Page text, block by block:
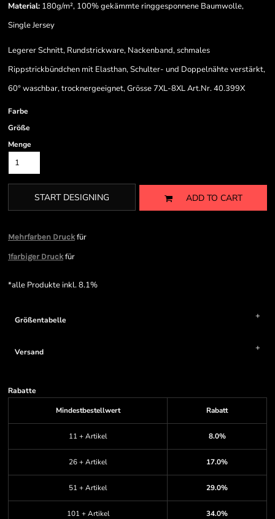
Material: 180g/m², 100% gekämmte ringgesponnene Baumwolle,
Single Jersey
Legerer Schnitt, Rundstrickware, Nackenband, schmales
Rippstrickbündchen mit Elasthan, Schulter- und Doppelnähte verstärkt,
60° waschbar, trocknergeeignet, Grösse 7XL-8XL Art.Nr. 40.399X
Farbe
Größe
Menge
START DESIGNING ADD TO CART
Mehrfarben Druckfür
1farbiger Druckfür
*alle Produkte inkl. 8.1%
Größentabelle
Versand
Rabatte
Mindestbestellwert
Rabatt
11 + Artikel 8.0%
26 + Artikel 17.0%
51 + Artikel 29.0%
101 + Artikel 34.0%